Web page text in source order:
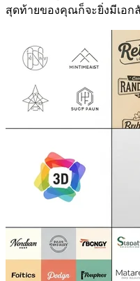
สุดท้ายของคุณก็จะยิ่งมีเอ